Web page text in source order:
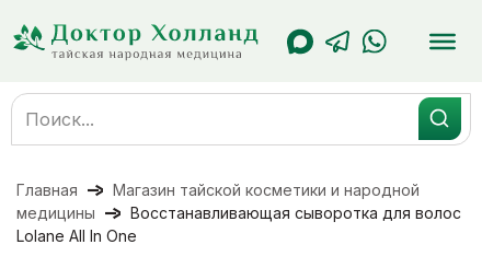
содержанию
Search
for:
Главная
Магазин тайской косметики и народной
медицины
Восстанавливающая сыворотка для волос
Lolane All In One